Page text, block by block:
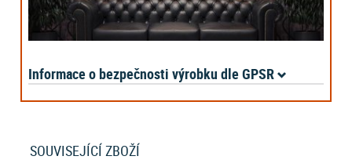
Informace o bezpečnosti výrobku dle GPSR
SOUVISEJÍCÍ ZBOŽÍ